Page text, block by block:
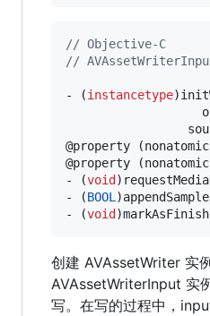
// Objective-C
//
- (instancetype
@property
@property
- (void
- (BOOL
- (void
创建 AVAssetWriter 实
AVAssetWriterInput 实
写。在写的过程中，